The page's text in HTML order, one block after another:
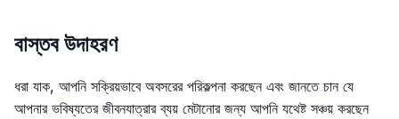
বাস্তব উদাহরণ
ধরা যাক, আপনি সক্রিয়ভাবে অবসরের পরিকল্পনা করছেন এবং জানতে চান যে
আপনার ভবিষ্যতের জীবনযাত্রার ব্যয় মেটানোর জন্য আপনি যথেষ্ট সঞ্চয় করছেন